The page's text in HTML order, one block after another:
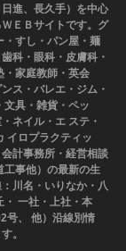
進、長久手）を中心
ＥＢサイトです。グ
・すし・パン屋・麺
科・眼科・皮膚科・
・家庭教師・英会
ス・バレエ・ジム・
文具・雑貨・ペッ
ネイル・エ ステ・
イロプラクティッ
計事務所・経営相談
工事他）の最新の生
川名・いりなか・八
・ 一社・上社・本
号、 他）沿線別情
。